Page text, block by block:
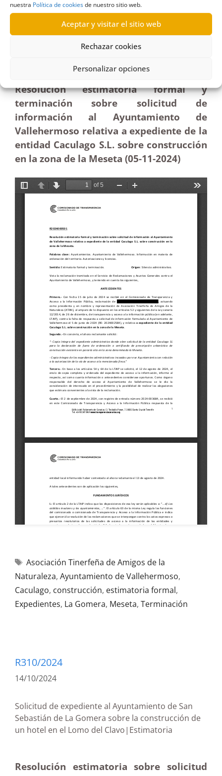
nuestra Política de cookiesde nuestro sitio web.
Aceptar y visitar el sitio web
Rechazar cookies
Personalizar opciones
20/12/2024
Solicitud al Ayuntamiento de Vallehermoso del
expediente en relación con la construcción en la
Meseta|Estimatoria
Resolución estimatoria formal y
terminación sobre solicitud de
información al Ayuntamiento de
Vallehermoso relativa a expediente de la
entidad Caculago S.L. sobre construcción
en la zona de la Meseta (05-11-2024)
Asociación Tinerfeña de Amigos de la
Naturaleza, Ayuntamiento de Vallehermoso,
Caculago, construcción, estimatoria formal,
Expedientes, La Gomera, Meseta, Terminación
R310/2024
14/10/2024
Solicitud de expediente al Ayuntamiento de San
Sebastián de La Gomera sobre la construcción de
un hotel en el Lomo del Clavo|Estimatoria
Resolución estimatoria sobre solicitud